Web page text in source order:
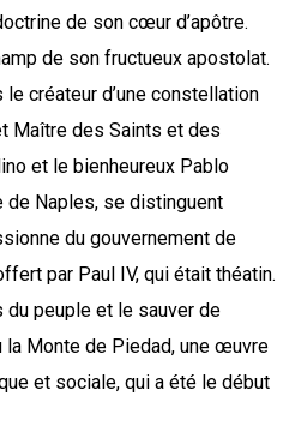
de son cœur d’apôtre.
de son fructueux apostolat.
créateur d’une constellation
Maître des Saints et des
et le bienheureux Pablo
de Naples, se distinguent
du gouvernement de
par Paul IV, qui était théatin.
peuple et le sauver de
la Monte de Piedad, une œuvre
et sociale, qui a été le début